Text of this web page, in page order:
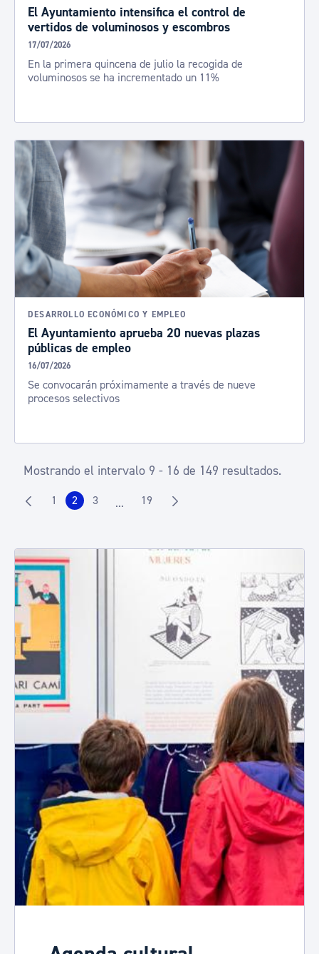
El Ayuntamiento intensifica el control de
vertidos de voluminosos y escombros
17/07/2026
En la primera quincena de julio la recogida de
voluminosos se ha incrementado un 11%
DESARROLLO ECONÓMICO Y EMPLEO
El Ayuntamiento aprueba 20 nuevas plazas
públicas de empleo
16/07/2026
Se convocarán próximamente a través de nueve
procesos selectivos
Mostrando el intervalo 9 - 16 de 149 resultados.
Página
1 Página
2 Página
3 ...Páginas intermedias Use TAB para
Página
19